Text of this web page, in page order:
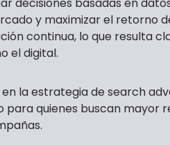
y maximizar el retorno
continua, lo que resulta
el digital.
la estrategia de search
para quienes buscan mayor